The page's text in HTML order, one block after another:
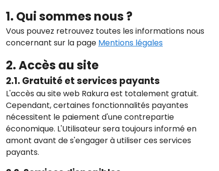
1. Qui sommes nous ?
Vous pouvez retrouvez toutes les informations nous
concernant sur la page Mentions légales
2. Accès au site
2.1. Gratuité et services payants
L'accès au site web Rakura est totalement gratuit.
Cependant, certaines fonctionnalités payantes
nécessitent le paiement d'une contrepartie
économique. L'Utilisateur sera toujours informé en
amont avant de s'engager à utiliser ces services
payants.